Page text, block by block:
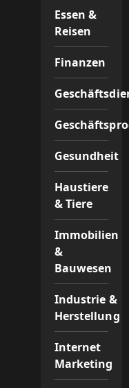
Essen &
Reisen
Finanzen
Gesundheit
Haustiere
& Tiere
Immobilien
&
Bauwesen
Industrie &
Herstellung
Internet
Marketing